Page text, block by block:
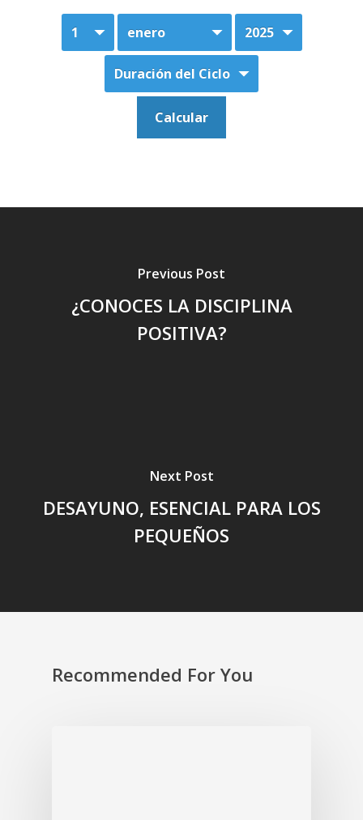
Previous Post
¿CONOCES LA DISCIPLINA
POSITIVA?
Next Post
DESAYUNO, ESENCIAL PARA LOS
PEQUEÑOS
Recommended For You